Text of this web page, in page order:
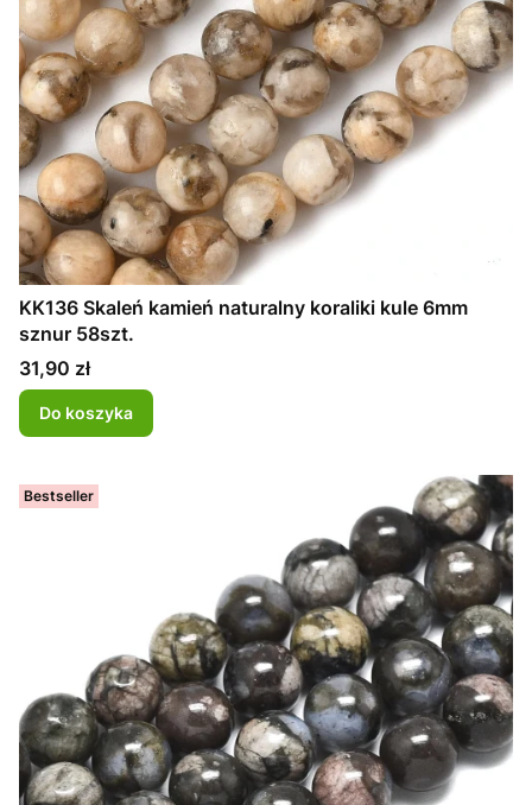
KK136 Skaleń kamień naturalny koraliki kule 6mm
sznur 58szt.
Cena
31,90 zł
Do koszyka
Bestseller